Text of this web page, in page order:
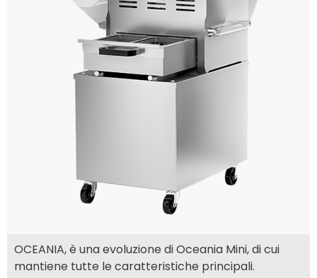
OCEANIA, è una evoluzione di Oceania Mini, di cui
mantiene tutte le caratteristiche principali.